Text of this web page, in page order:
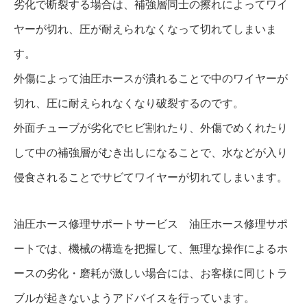
劣化で断裂する場合は、補強層同士の擦れによってワイ
ヤーが切れ、圧が耐えられなくなって切れてしまいま
す。
外傷によって油圧ホースが潰れることで中のワイヤーが
切れ、圧に耐えられなくなり破裂するのです。
外面チューブが劣化でヒビ割れたり、外傷でめくれたり
して中の補強層がむき出しになることで、水などが入り
侵食されることでサビてワイヤーが切れてしまいます。
油圧ホース修理サポートサービス 油圧ホース修理サポ
ートでは、機械の構造を把握して、無理な操作によるホ
ースの劣化・磨耗が激しい場合には、お客様に同じトラ
ブルが起きないようアドバイスを行っています。